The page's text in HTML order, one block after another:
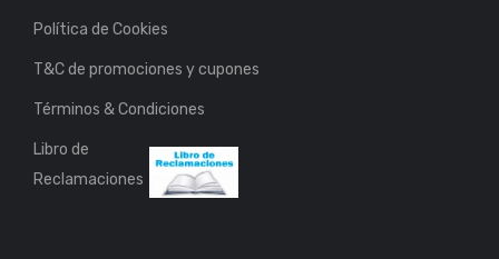
Política de Cookies
T&C de promociones y cupones
Términos & Condiciones
Libro de
Reclamaciones